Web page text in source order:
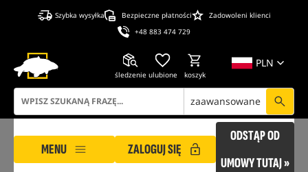
Szybka wysyłka Bezpieczne płatności
Zadowoleni klienci
+48 883 474 729
PLN
śledzenie ulubione koszyk
zaawansowane
MENU ZALOGUJ SIĘ
ODSTĄP OD
UMOWY TUTAJ »